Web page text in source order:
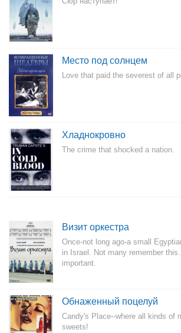
Место под солнцем
Love that paid the severest of all
Хладнокровно
The crime that shocked a nation.
Визит оркестра
Once-not long ago-a small
in Israel. Not many remember
important.
Обнаженный поцелуй
Candy's Place--where all kinds of
sweets!